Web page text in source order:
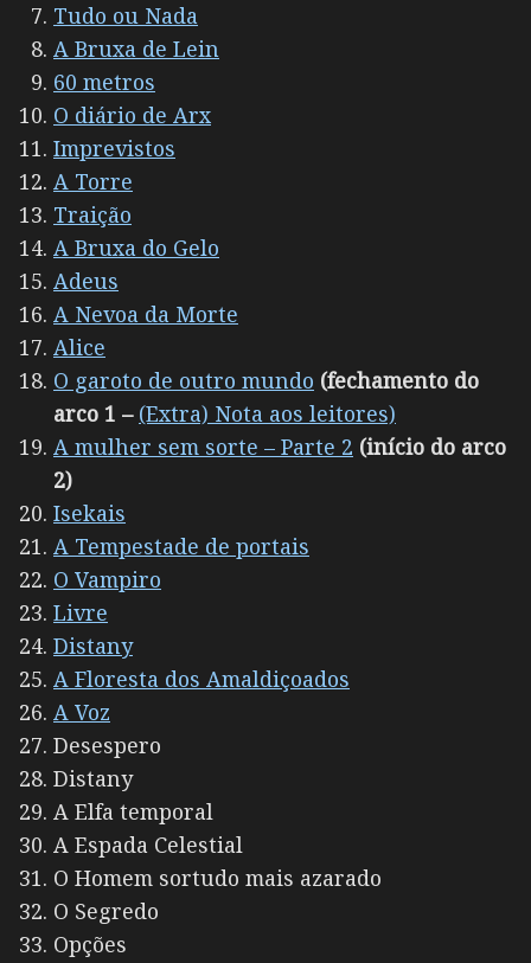
Tudo ou Nada
A Bruxa de Lein
60 metros
O diário de Arx
Imprevistos
A Torre
Traição
A Bruxa do Gelo
Adeus
A Nevoa da Morte
Alice
O garoto de outro mundo (fechamento do
arco 1 – (Extra) Nota aos leitores)
A mulher sem sorte – Parte 2 (início do arco
2)
Isekais
A Tempestade de portais
O Vampiro
Livre
Distany
A Floresta dos Amaldiçoados
A Voz
Desespero
Distany
A Elfa temporal
A Espada Celestial
O Homem sortudo mais azarado
O Segredo
Opções